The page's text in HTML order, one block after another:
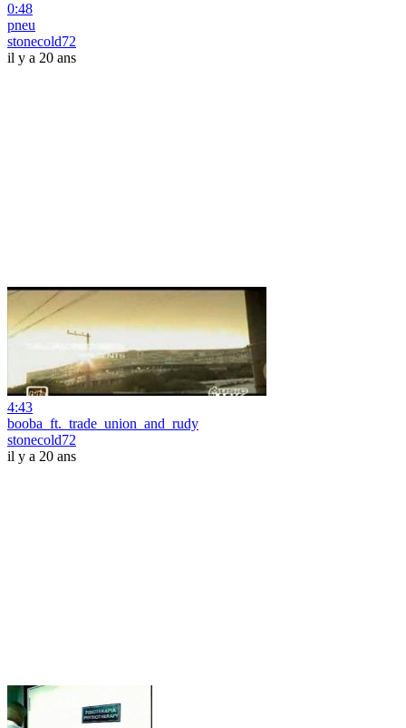
0:48
pneu
stonecold72
il y a 20 ans
4:43
booba_ft._trade_union_and_rudy
stonecold72
il y a 20 ans